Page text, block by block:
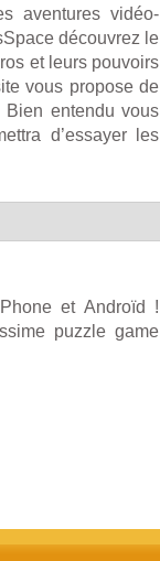
aventures vidéo-
découvrez le
et leurs pouvoirs
vous propose de
Bien entendu vous
d’essayer les
et Androïd !
puzzle game